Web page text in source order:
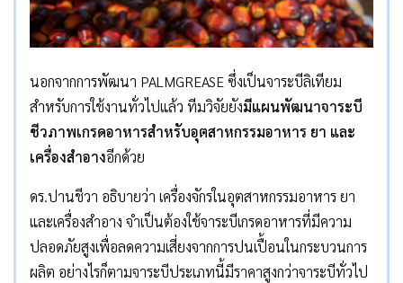
นอกจากการพัฒนา PALMGREASE ซึ่งเป็นจาระบีลิเทียม
สำหรับการใช้งานทั่วไปแล้ว ทีมวิจัยยังมีแผนพัฒนาจาระบี
ชีวภาพเกรดอาหารสำหรับอุตสาหกรรมอาหาร ยา และ
เครื่องสำอางอีกด้วย
ดร.ปานชีวา อธิบายว่า เครื่องจักรในอุตสาหกรรมอาหาร ยา
และเครื่องสำอาง จำเป็นต้องใช้จาระบีเกรดอาหารที่มีความ
ปลอดภัยสูงเพื่อลดความเสี่ยงจากการปนเปื้อนในกระบวนการ
ผลิต อย่างไรก็ตามจาระบีประเภทนี้มีราคาสูงกว่าจาระบีทั่วไป